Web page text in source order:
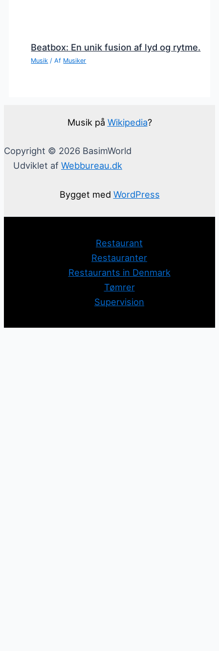
Beatbox: En unik fusion af lyd og rytme.
Musik / Af Musiker
Musik på Wikipedia?
Copyright © 2026 BasimWorld
Udviklet af Webbureau.dk
Bygget med WordPress
Restaurant
Restauranter
Restaurants in Denmark
Tømrer
Supervision